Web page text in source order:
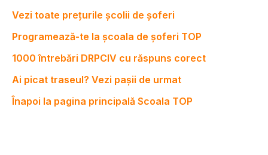
Vezi toate prețurile școlii de șoferi
Programează-te la școala de șoferi TOP
1000 întrebări DRPCIV cu răspuns corect
Ai picat traseul? Vezi pașii de urmat
Înapoi la pagina principală Scoala TOP